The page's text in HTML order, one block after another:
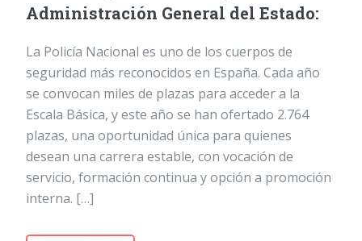
Administración General del Estado:
La Policía Nacional es uno de los cuerpos de
seguridad más reconocidos en España. Cada año
se convocan miles de plazas para acceder a la
Escala Básica, y este año se han ofertado 2.764
plazas, una oportunidad única para quienes
desean una carrera estable, con vocación de
servicio, formación continua y opción a promoción
interna. […]